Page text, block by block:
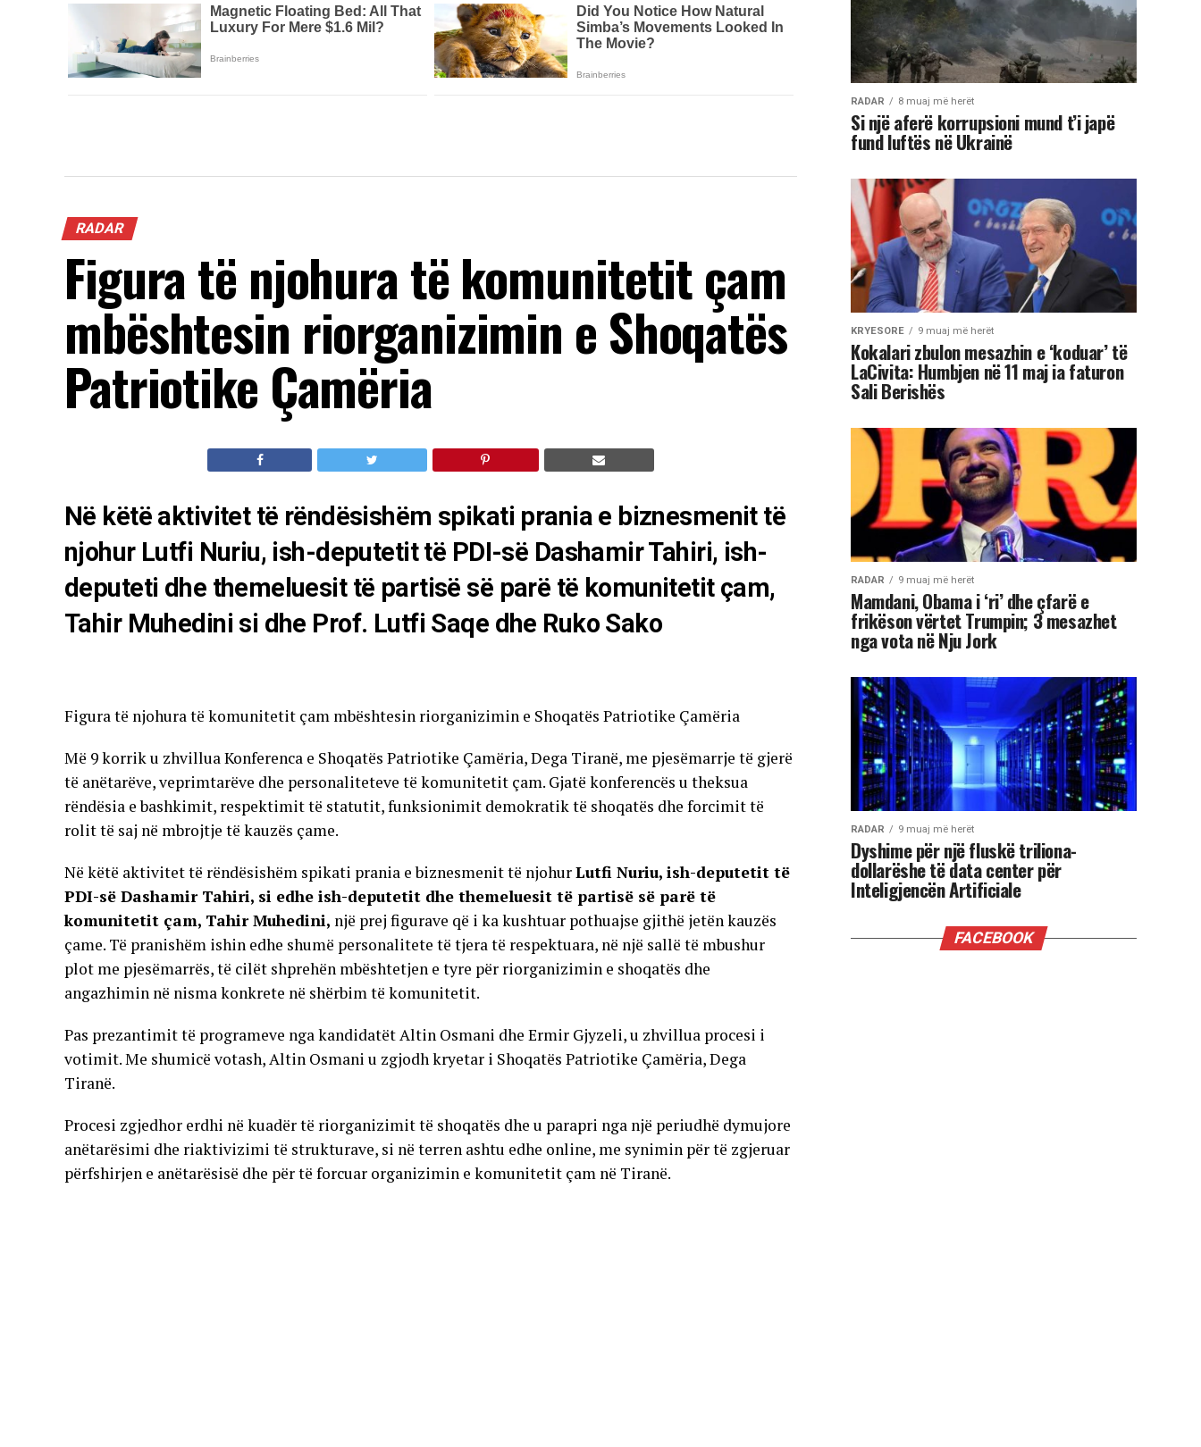
RADAR
Figura të njohura të komunitetit çam
mbështesin riorganizimin e Shoqatës
Patriotike Çamëria
Në këtë aktivitet të rëndësishëm spikati prania e biznesmenit të
njohur Lutfi Nuriu, ish-deputetit të PDI-së Dashamir Tahiri, ish-
deputeti dhe themeluesit të partisë së parë të komunitetit çam,
Tahir Muhedini si dhe Prof. Lutfi Saqe dhe Ruko Sako
Figura të njohura të komunitetit çam mbështesin riorganizimin e Shoqatës Patriotike Çamëria
Më 9 korrik u zhvillua Konferenca e Shoqatës Patriotike Çamëria, Dega Tiranë, me pjesëmarrje të gjerë
të anëtarëve, veprimtarëve dhe personaliteteve të komunitetit çam. Gjatë konferencës u theksua
rëndësia e bashkimit, respektimit të statutit, funksionimit demokratik të shoqatës dhe forcimit të
rolit të saj në mbrojtje të kauzës çame.
Në këtë aktivitet të rëndësishëm spikati prania e biznesmenit të njohurLutfi Nuriu, ish-deputetit të
PDI-së Dashamir Tahiri, si edhe ish-deputetit dhe themeluesit të partisë së parë të
komunitetit çam, Tahir Muhedini, një prej figurave që i ka kushtuar pothuajse gjithë jetën kauzës
çame. Të pranishëm ishin edhe shumë personalitete të tjera të respektuara, në një sallë të mbushur
plot me pjesëmarrës, të cilët shprehën mbështetjen e tyre për riorganizimin e shoqatës dhe
angazhimin në nisma konkrete në shërbim të komunitetit.
Pas prezantimit të programeve nga kandidatët Altin Osmani dhe Ermir Gjyzeli, u zhvillua procesi i
votimit. Me shumicë votash, Altin Osmani u zgjodh kryetar i Shoqatës Patriotike Çamëria, Dega
Tiranë.
Procesi zgjedhor erdhi në kuadër të riorganizimit të shoqatës dhe u parapri nga një periudhë dymujore
anëtarësimi dhe riaktivizimi të strukturave, si në terren ashtu edhe online, me synimin për të zgjeruar
përfshirjen e anëtarësisë dhe për të forcuar organizimin e komunitetit çam në Tiranë.
RADAR 8 muaj më herët
Si një aferë korrupsioni mund t’i japë
fund luftës në Ukrainë
KRYESORE 9 muaj më herët
Kokalari zbulon mesazhin e ‘koduar’ të
LaCivita: Humbjen në 11 maj ia faturon
Sali Berishës
RADAR 9 muaj më herët
Mamdani, Obama i ‘ri’ dhe çfarë e
frikëson vërtet Trumpin; 3 mesazhet
nga vota në Nju Jork
RADAR 9 muaj më herët
Dyshime për një fluskë triliona-
dollarëshe të data center për
Inteligjencën Artificiale
FACEBOOK